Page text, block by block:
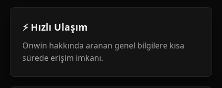
⚡ Hızlı Ulaşım
Onwin hakkında aranan genel bilgilere kısa
sürede erişim imkanı.